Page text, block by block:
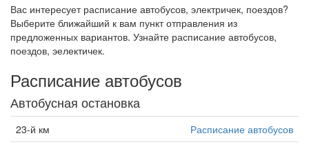
Вас интересует расписание автобусов, электричек, поездов?
Выберите ближайший к вам пункт отправления из
предложенных вариантов. Узнайте расписание автобусов,
поездов, эелектичек.
Расписание автобусов
Автобусная остановка
23-й км
Расписание автобусов